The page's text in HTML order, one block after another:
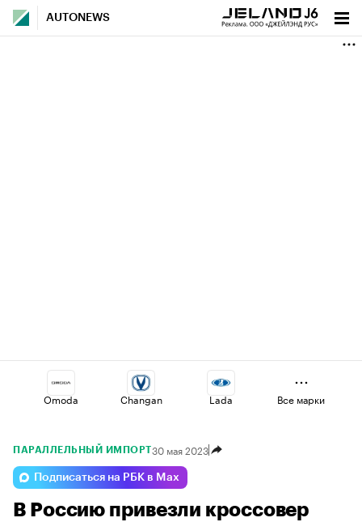
AUTONEWS
Omoda Changan Lada
Jaecoo Haval Voyah
Esteo Volga Geely
Все марки
ПАРАЛЛЕЛЬНЫЙ ИМПОРТ30 мая 2023
Подписаться на РБК в Max
В Россию привезли кроссовер